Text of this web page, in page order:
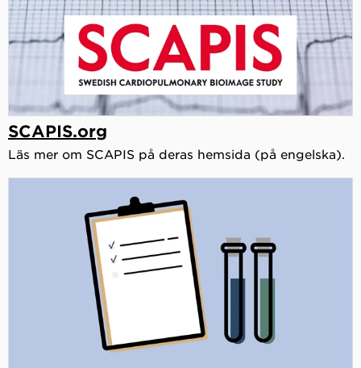
SCAPIS.org
Läs mer om SCAPIS på deras hemsida (på engelska).